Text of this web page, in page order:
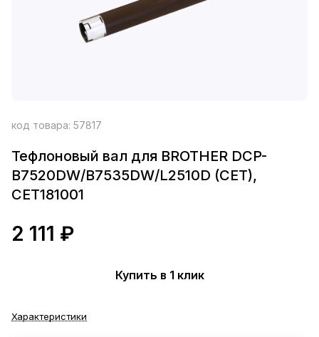
код товара: 57817
Тефлоновый вал для BROTHER DCP-
B7520DW/B7535DW/L2510D (CET),
CET181001
2 111 ₽
Купить в 1 клик
Характеристики